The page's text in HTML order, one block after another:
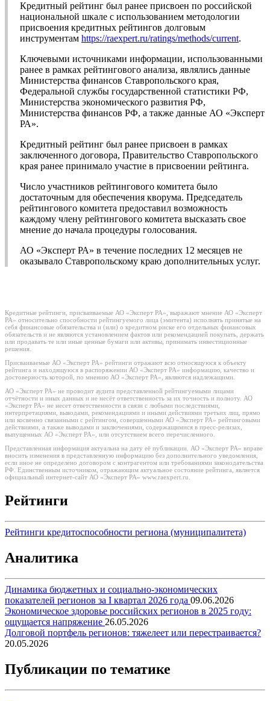
Кредитный рейтинг был ранее присвоен по российской
национальной шкале с использованием методологии
присвоения кредитных рейтингов долговым
инструментам https://raexpert.ru/ratings/methods/current.
Ключевыми источниками информации, использованными
ранее в рамках рейтингового анализа, являлись данные
Министерства финансов Ставропольского края,
Федеральной службы государственной статистики РФ,
Министерства экономического развития РФ,
Министерства финансов РФ, а также данные АО «Эксперт
РА».
Кредитный рейтинг был ранее присвоен в рамках
заключенного договора, Правительство Ставропольского
края ранее принимало участие в присвоении рейтинга.
Число участников рейтингового комитета было
достаточным для обеспечения кворума. Председатель
рейтингового комитета предоставил возможность
каждому члену рейтингового комитета высказать свое
мнение до начала процедуры голосования.
АО «Эксперт РА» в течение последних 12 месяцев не
оказывало Ставропольскому краю дополнительных услуг.
Кредитные рейтинги, присваиваемые АО «Эксперт РА», выражают мнение АО «Эксперт
РА» относительно способности рейтингуемого лица (эмитента) исполнять принятые на
себя финансовые обязательства и (или) о кредитном риске его отдельных финансовых
обязательств и не являются установлением фактов или рекомендацией покупать, держать
или продавать те или иные ценные бумаги или активы, принимать инвестиционные
решения.
Присваиваемые АО «Эксперт РА» рейтинги отражают всю относящуюся к объекту
рейтинга и находящуюся в распоряжении АО «Эксперт РА» информацию, качество и
достоверность которой, по мнению АО «Эксперт РА», являются надлежащими.
АО «Эксперт РА» не проводит аудита представленной рейтингуемыми лицами
отчётности и иных данных и не несёт ответственность за их точность и полноту. АО
«Эксперт РА» не несет ответственности в связи с любыми последствиями,
интерпретациями, выводами, рекомендациями и иными действиями третьих лиц, прямо
или косвенно связанными с рейтингом, совершенными АО «Эксперт РА» рейтинговыми
действиями, а также выводами и заключениями, содержащимися в пресс-релизах,
выпущенных АО «Эксперт РА», или отсутствием всего перечисленного.
Представленная информация актуальна на дату её публикации. АО «Эксперт РА» вправе
вносить изменения в представленную информацию без дополнительного уведомления,
если иное не определено договором с контрагентом или требованиями законодательства
РФ. Единственным источником, отражающим актуальное состояние рейтинга, является
официальный интернет-сайт АО «Эксперт РА» www.raexpert.ru.
Рейтинги
Рейтинги кредитоспособности региона (муниципалитета)
Аналитика
Динамика бюджетных и социально-экономических
показателей регионов за I квартал 2026 года 09.06.2026
Экономическое здоровье российских регионов в 2025 году:
ощущается напряжение 26.05.2026
Долговой портфель регионов: тяжелеет или перестраивается?
20.05.2026
Публикации по тематике